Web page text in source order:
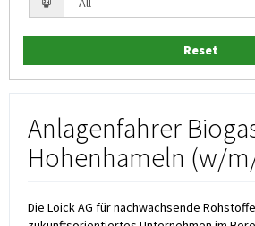
Reset
Anlagenfahrer
Hohenhameln (w/
Die Loick AG für nachwachsende